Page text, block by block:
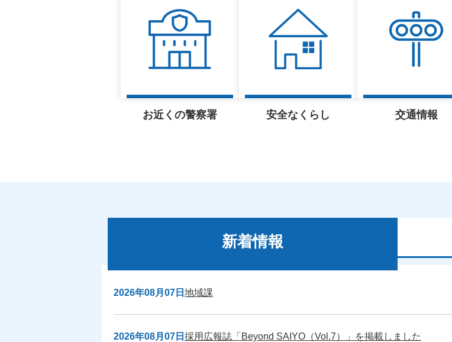
お近くの警察署 安全なくらし 交通情報
新着情報
新
情
2026年08月07日 地域課
2026年08月07日 採用広報誌「Beyond SAIYO（Vol.7）」を掲載しました